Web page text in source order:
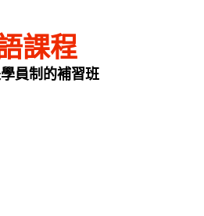
課程
員制的補習班